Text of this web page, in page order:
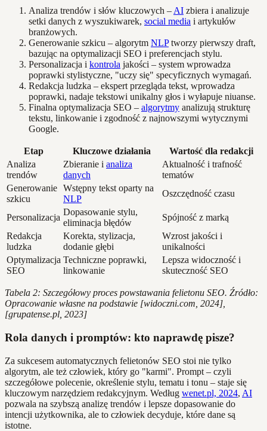
Analiza trendów i słów kluczowych – AI zbiera i analizuje
setki danych z wyszukiwarek, social media i artykułów
branżowych.
Generowanie szkicu – algorytm NLPtworzy pierwszy draft,
bazując na optymalizacji SEO i preferencjach stylu.
Personalizacja i kontrola jakości – system wprowadza
poprawki stylistyczne, "uczy się" specyficznych wymagań.
Redakcja ludzka – ekspert przegląda tekst, wprowadza
poprawki, nadaje tekstowi unikalny głos i wyłapuje niuanse.
Finalna optymalizacja SEO – algorytmy analizują strukturę
tekstu, linkowanie i zgodność z najnowszymi wytycznymi
Google.
Etap Kluczowe działania
Wartość dla redakcji
Analiza
trendów
Zbieranie i analiza
danych
Aktualność i trafność
tematów
Generowanie
szkicu
Wstępny tekst oparty na
NLP
Oszczędność czasu
Personalizacja
Dopasowanie stylu,
eliminacja błędów
Spójność z marką
Redakcja
ludzka
Korekta, stylizacja,
dodanie głębi
Wzrost jakości i
unikalności
Optymalizacja
SEO
Techniczne poprawki,
linkowanie
Lepsza widoczność i
skuteczność SEO
Tabela 2: Szczegółowy proces powstawania felietonu SEO. Źródło:
Opracowanie własne na podstawie [widoczni.com, 2024],
[grupatense.pl, 2023]
Rola danych i promptów: kto naprawdę pisze?
Za sukcesem automatycznych felietonów SEO stoi nie tylko
algorytm, ale też człowiek, który go "karmi". Prompt – czyli
szczegółowe polecenie, określenie stylu, tematu i tonu – staje się
kluczowym narzędziem redakcyjnym. Według wenet.pl, 2024, AI
pozwala na szybszą analizę trendów i lepsze dopasowanie do
intencji użytkownika, ale to człowiek decyduje, które dane są
istotne.